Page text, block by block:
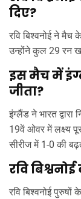
दिए?
रवि बिश्वनोई ने
उन्होंने कुल 29 रन
इस मैच में
जीता?
इंग्लैंड ने भारत द्वारा
19वें ओवर में लक्ष्य
सीरीज में 1-0 की
रवि
रवि बिश्वनोई